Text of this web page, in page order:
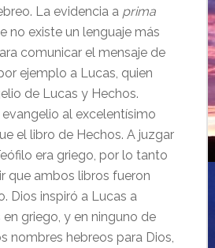
La evidencia a prima
no existe un lenguaje más
comunicar el mensaje de
ejemplo a Lucas, quien
de Lucas y Hechos.
al excelentísimo
el libro de Hechos. A juzgar
era griego, por lo tanto
que ambos libros fueron
Dios inspiró a Lucas a
en griego, y en ninguno de
nombres hebreos para Dios,